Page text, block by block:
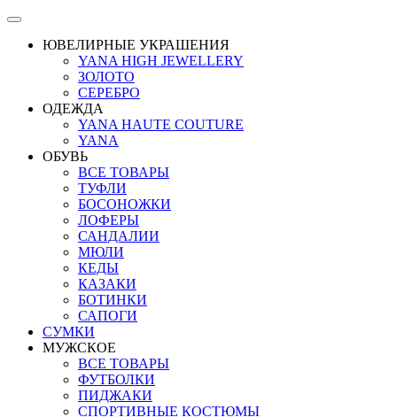
ЮВЕЛИРНЫЕ УКРАШЕНИЯ
YANA HIGH JEWELLERY
ЗОЛОТО
СЕРЕБРО
ОДЕЖДА
YANA HAUTE COUTURE
YANA
ОБУВЬ
ВСЕ ТОВАРЫ
ТУФЛИ
БОСОНОЖКИ
ЛОФЕРЫ
САНДАЛИИ
МЮЛИ
КЕДЫ
КАЗАКИ
БОТИНКИ
САПОГИ
СУМКИ
МУЖСКОЕ
ВСЕ ТОВАРЫ
ФУТБОЛКИ
ПИДЖАКИ
СПОРТИВНЫЕ КОСТЮМЫ